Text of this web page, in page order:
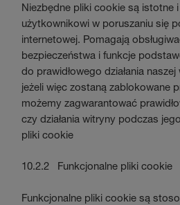
Niezbędne pliki cookie są istotne
użytkownikowi w poruszaniu się
internetowej. Pomagają
bezpieczeństwa i funkcje
do prawidłowego działania
jeżeli więc zostaną zablokowane
możemy zagwarantować
czy działania witryny podczas
pliki cookie
10.2.2 Funkcjonalne pliki cookie
Funkcjonalne pliki cookie są